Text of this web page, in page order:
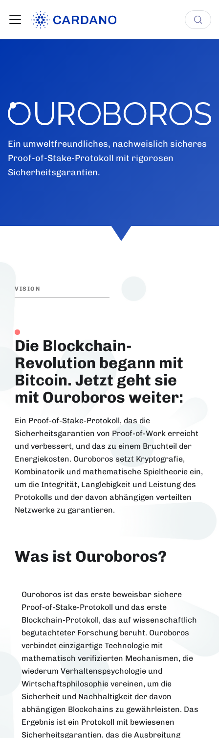
Ein umweltfreundliches, nachweislich sicheres
Proof-of-Stake-Protokoll mit rigorosen
Sicherheitsgarantien.
VISION
Die Blockchain-
Revolution begann mit
Bitcoin. Jetzt geht sie
mit Ouroboros weiter:
Ein Proof-of-Stake-Protokoll, das die
Sicherheitsgarantien von Proof-of-Work erreicht
und verbessert, und das zu einem Bruchteil der
Energiekosten. Ouroboros setzt Kryptografie,
Kombinatorik und mathematische Spieltheorie ein,
um die Integrität, Langlebigkeit und Leistung des
Protokolls und der davon abhängigen verteilten
Netzwerke zu garantieren.
Was ist Ouroboros?
Ouroboros ist das erste beweisbar sichere
Proof-of-Stake-Protokoll und das erste
Blockchain-Protokoll, das auf wissenschaftlich
begutachteter Forschung beruht. Ouroboros
verbindet einzigartige Technologie mit
mathematisch verifizierten Mechanismen, die
wiederum Verhaltenspsychologie und
Wirtschaftsphilosophie vereinen, um die
Sicherheit und Nachhaltigkeit der davon
abhängigen Blockchains zu gewährleisten. Das
Ergebnis ist ein Protokoll mit bewiesenen
Sicherheitsgarantien, das die Ausbreitung